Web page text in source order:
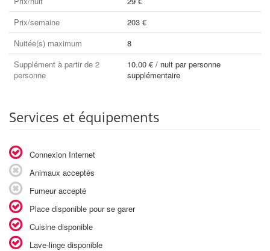
Prix/semaine
203 €
Nuitée(s) maximum
8
Supplément à partir de 2
personne
10.00 € / nuit par personne
supplémentaire
Services et équipements
Connexion Internet
Animaux acceptés
Fumeur accepté
Place disponible pour se garer
Cuisine disponible
Lave-linge disponible